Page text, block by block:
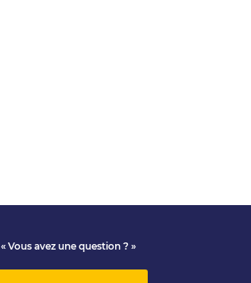
« Vous avez une question ? »